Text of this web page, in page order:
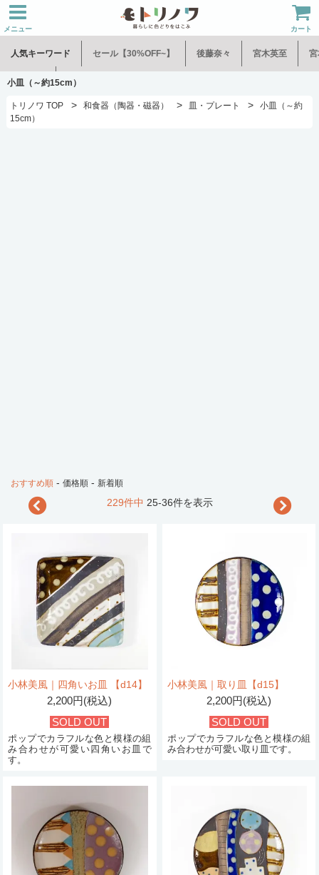
メニュー カート
人気キーワード セール【30%OFF~】 後藤奈々 宮木英至 宮
水谷和音 児玉修治
小皿（～約15cm）
トリノワ TOP > 和食器（陶器・磁器） > 皿・プレート >
小皿（～約
15cm）
おすすめ順 - 価格順 - 新着順
229件中 25-36件を表示
小林美風｜四角いお皿 【d14】
2,200円(税込)
SOLD OUT
ポップでカラフルな色と模様の組
み合わせが可愛い四角いお皿で
す。
小林美風｜取り皿【d15】
2,200円(税込)
SOLD OUT
ポップでカラフルな色と模様の組
み合わせが可愛い取り皿です。